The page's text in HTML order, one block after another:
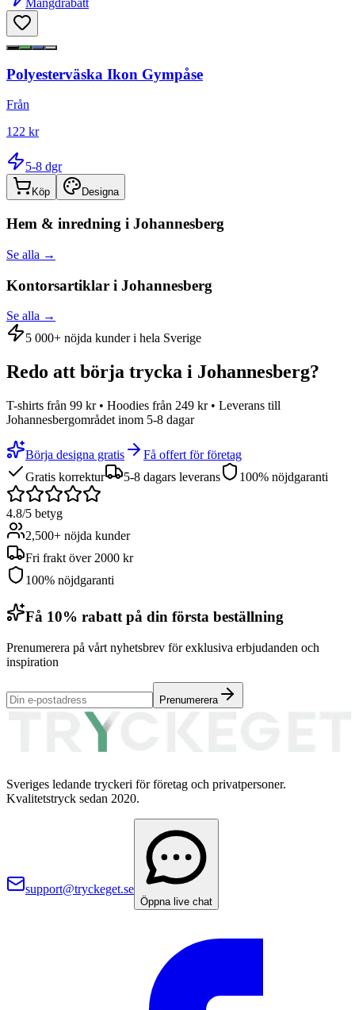
Mängdrabatt
Polyesterväska Ikon Gympåse
Från
122 kr
5-8 dgr
Köp Designa
Hem & inredning i Johannesberg
Se alla →
Kontorsartiklar i Johannesberg
Se alla →
5 000+ nöjda kunder i hela Sverige
Redo att börja trycka i Johannesberg?
T-shirts från 99 kr • Hoodies från 249 kr • Leverans till
Johannesbergområdet inom 5-8 dagar
Börja designa gratis
Få offert för företag
Gratis korrektur
5-8 dagars leverans 100% nöjdgaranti
4.8/5 betyg
2,500+ nöjda kunder
Fri frakt över 2000 kr
100% nöjdgaranti
Få 10% rabatt på din första beställning
Prenumerera på vårt nyhetsbrev för exklusiva erbjudanden och
inspiration
Prenumerera
Sveriges ledande tryckeri för företag och privatpersoner.
Kvalitetstryck sedan 2020.
support@tryckeget.se
Öppna live chat